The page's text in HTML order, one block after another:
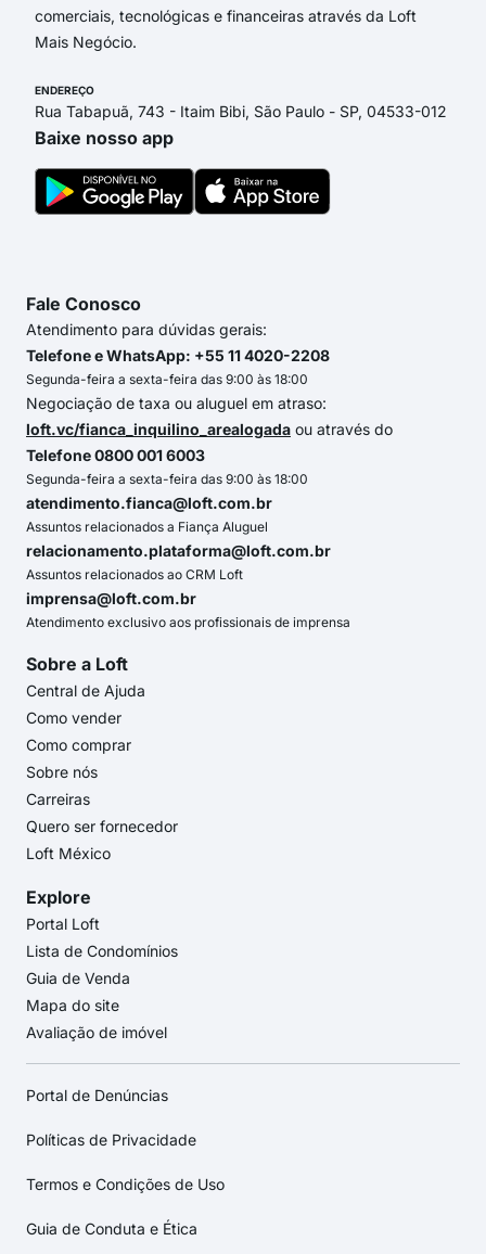
comerciais, tecnológicas e financeiras através da Loft
Mais Negócio.
ENDEREÇO
Rua Tabapuã, 743 - Itaim Bibi, São Paulo - SP, 04533-012
Baixe nosso app
Fale Conosco
Atendimento para dúvidas gerais:
Telefone e WhatsApp: +55 11 4020-2208
Segunda-feira a sexta-feira das 9:00 às 18:00
Negociação de taxa ou aluguel em atraso:
loft.vc/fianca_inquilino_arealogada ou através do
Telefone 0800 001 6003
Segunda-feira a sexta-feira das 9:00 às 18:00
atendimento.fianca@loft.com.br
Assuntos relacionados a Fiança Aluguel
relacionamento.plataforma@loft.com.br
Assuntos relacionados ao CRM Loft
imprensa@loft.com.br
Atendimento exclusivo aos profissionais de imprensa
Sobre a Loft
Central de Ajuda
Como vender
Como comprar
Sobre nós
Carreiras
Quero ser fornecedor
Loft México
Explore
Portal Loft
Lista de Condomínios
Guia de Venda
Mapa do site
Avaliação de imóvel
Portal de Denúncias
Políticas de Privacidade
Termos e Condições de Uso
Guia de Conduta e Ética